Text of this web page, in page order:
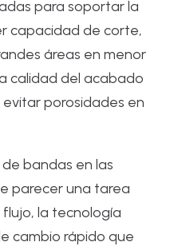
para soportar la
capacidad de corte,
áreas en menor
calidad del acabado
porosidades en
bandas en las
parecer una tarea
la tecnología
cambio rápido que